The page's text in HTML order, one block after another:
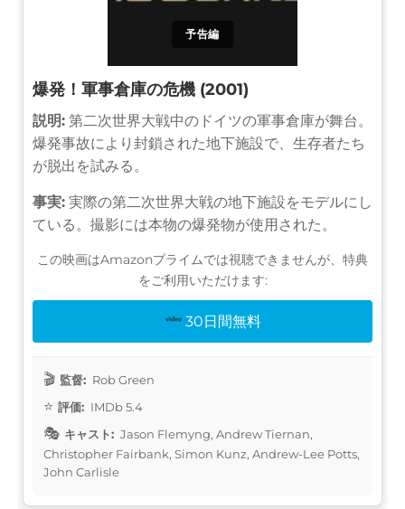
予告編
爆発！軍事倉庫の危機 (2001)
説明: 第二次世界大戦中のドイツの軍事倉庫が舞台。
爆発事故により封鎖された地下施設で、生存者たち
が脱出を試みる。
事実: 実際の第二次世界大戦の地下施設をモデルにし
ている。撮影には本物の爆発物が使用された。
この映画はAmazonプライムでは視聴できませんが、特典
をご利用いただけます:
30日間無料
監督: Rob Green
評価: IMDb 5.4
キャスト: Jason Flemyng, Andrew Tiernan,
Christopher Fairbank, Simon Kunz, Andrew-Lee Potts,
John Carlisle